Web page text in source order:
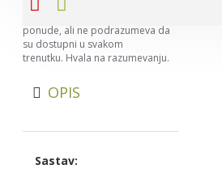
ponude, ali ne podrazumeva da
su dostupni u svakom
trenutku. Hvala na razumevanju.
OPIS
Sastav: